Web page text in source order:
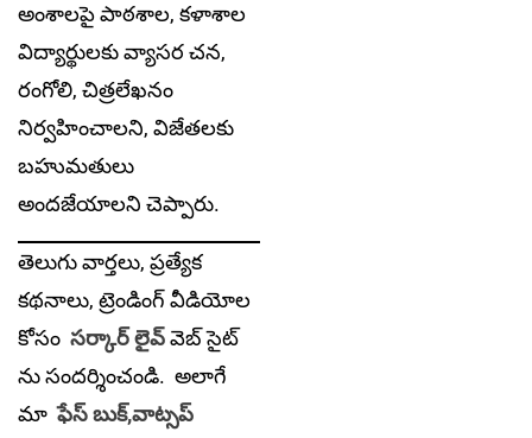
అంశాలపై పాఠశాల, కళాశాల
విద్యార్థులకు వ్యాసర చన,
రంగోలి, చిత్రలేఖనం
నిర్వహించాలని, విజేతలకు
బహుమతులు
అందజేయాలని చెప్పారు.
తెలుగు వార్తలు, ప్రత్యేక
కథనాలు, ట్రెండింగ్ వీడియోల
కోసం సర్కార్ లైవ్వెబ్ సైట్
ను సందర్శించండి. అలాగే
మాఫేస్ బుక్,వాట్సప్